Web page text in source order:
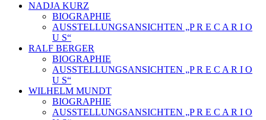
NADJA KURZ
BIOGRAPHIE
AUSSTELLUNGSANSICHTEN „P R E C A R I O
U S“
RALF BERGER
BIOGRAPHIE
AUSSTELLUNGSANSICHTEN „P R E C A R I O
U S“
WILHELM MUNDT
BIOGRAPHIE
AUSSTELLUNGSANSICHTEN „P R E C A R I O